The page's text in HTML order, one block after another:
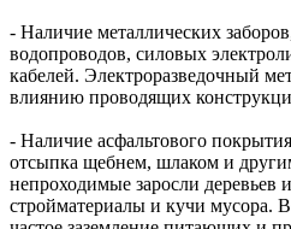
- Наличие металлических
водопроводов, силовых
кабелей. Электроразведочный
влиянию проводящих
- Наличие асфальтового
отсыпка щебнем, шлаком и
непроходимые заросли деревьев
стройматериалы и кучи мусора.